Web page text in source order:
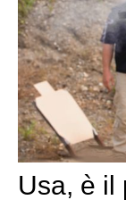
Usa, è il